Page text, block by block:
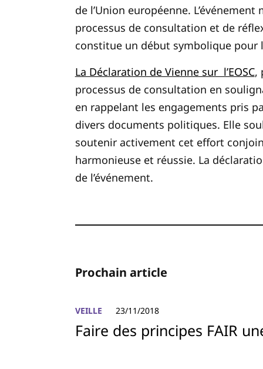
de l’Union européenne.
processus de consultation et de
constitue un début symbolique pour
La Déclaration de Vienne sur l’EOSC,
processus de consultation en
en rappelant les engagements pris
divers documents politiques. Elle
soutenir activement cet effort
harmonieuse et réussie. La
de l’événement.
Prochain article
VEILLE 23/11/2018
Faire des principes FAIR